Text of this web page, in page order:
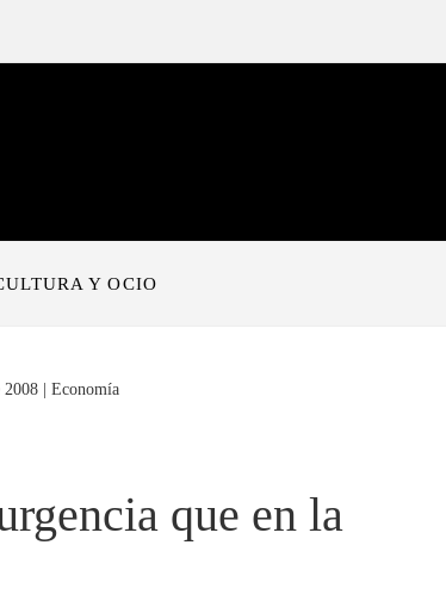
Y OCIO
| Economía
que en la